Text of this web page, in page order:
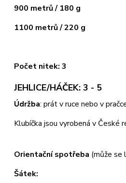
900 metrů / 180 g
1100 metrů / 220 g
Počet nitek: 3
JEHLICE/HÁČEK: 3 - 5
Údržba: prát v ruce nebo v
Klubíčka jsou vyrobená v České
Orientační spotřeba (může se
Šátek: